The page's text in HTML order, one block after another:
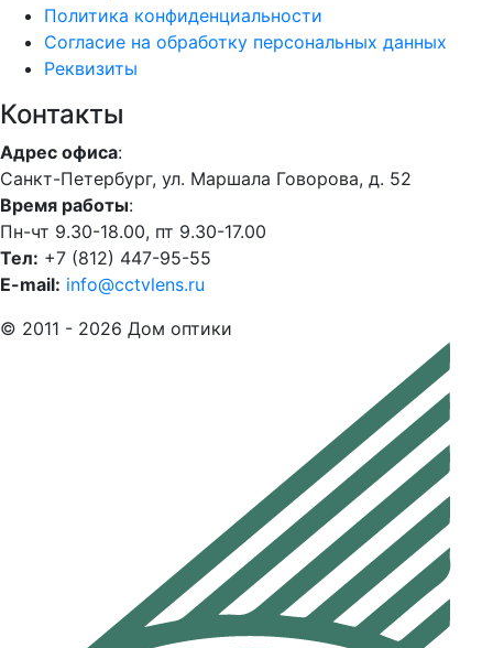
Политика конфиденциальности
Согласие на обработку персональных данных
Реквизиты
Контакты
Адрес офиса:
Санкт-Петербург, ул. Маршала Говорова, д. 52
Время работы:
Пн-чт 9.30-18.00, пт 9.30-17.00
Тел: +7 (812) 447-95-55
E-mail: info@cctvlens.ru
© 2011 - 2026 Дом оптики